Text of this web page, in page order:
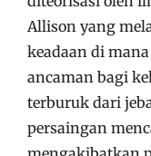
Allison yang
keadaan di
ancaman bagi
terburuk dari
persaingan